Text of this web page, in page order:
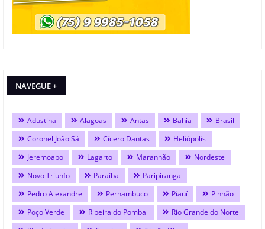
NAVEGUE +
Adustina Alagoas Antas Bahia
Brasil
Coronel João Sá
Cícero Dantas
Heliópolis
Jeremoabo
Lagarto Maranhão
Nordeste
Novo Triunfo
Paraíba
Paripiranga
Pedro Alexandre
Pernambuco Piauí
Pinhão
Poço Verde
Ribeira do Pombal
Rio Grande do Norte